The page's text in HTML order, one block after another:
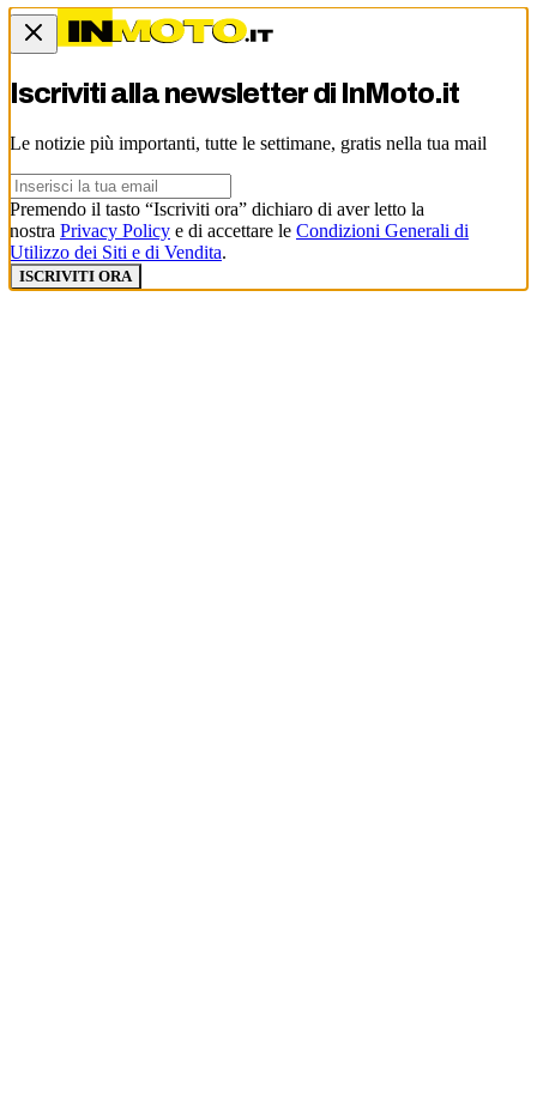
Iscriviti alla newsletter di InMoto.it
Le notizie più importanti, tutte le settimane, gratis nella tua mail
Premendo il tasto “Iscriviti ora” dichiaro di aver letto la
nostra Privacy Policy e di accettare le Condizioni Generali di
Utilizzo dei Siti e di Vendita.
ISCRIVITI ORA